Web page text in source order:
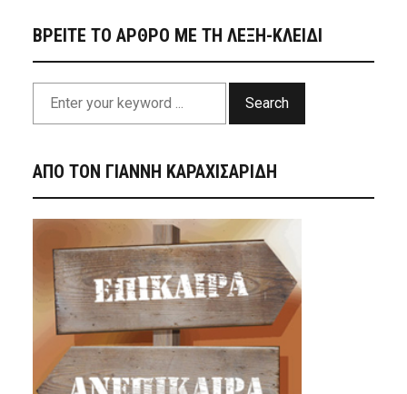
ΒΡΕΙΤΕ ΤΟ ΑΡΘΡΟ ΜΕ ΤΗ ΛΕΞΗ-ΚΛΕΙΔΙ
Search
ΑΠΟ ΤΟΝ ΓΙΑΝΝΗ ΚΑΡΑΧΙΣΑΡΙΔΗ